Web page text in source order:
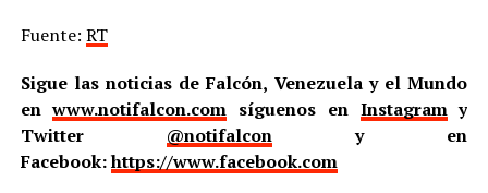
Fuente: RT
Sigue las noticias de Falcón, Venezuela y el Mundo
enwww.notifalcon.com síguenos en Instagramy
Twitter @notifalcony en
Facebook:https://www.facebook.com